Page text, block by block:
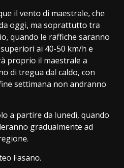
il vento di maestrale, che
oggi, ma soprattutto tra
quando le raffiche saranno
ai 40-50 km/h e
proprio il maestrale a
di tregua dal caldo, con
settimana non andranno
a partire da lunedì, quando
gradualmente ad
Fasano.